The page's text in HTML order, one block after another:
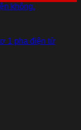
không.
1 pha điện tử